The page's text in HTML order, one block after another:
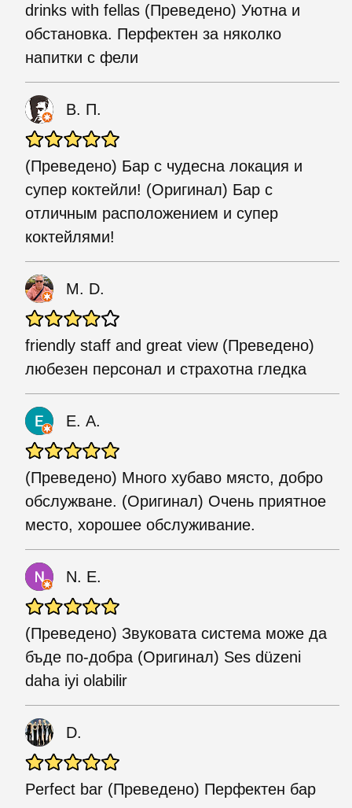
drinks with fellas (Преведено) Уютна и
обстановка. Перфектен за няколко
напитки с фели
В. П.
(Преведено) Бар с чудесна локация и
супер коктейли! (Оригинал) Бар с
отличным расположением и супер
коктейлями!
M. D.
friendly staff and great view (Преведено)
любезен персонал и страхотна гледка
Е. А.
(Преведено) Много хубаво място, добро
обслужване. (Оригинал) Очень приятное
место, хорошее обслуживание.
N. E.
(Преведено) Звуковата система може да
бъде по-добра (Оригинал) Ses düzeni
daha iyi olabilir
D.
Perfect bar (Преведено) Перфектен бар